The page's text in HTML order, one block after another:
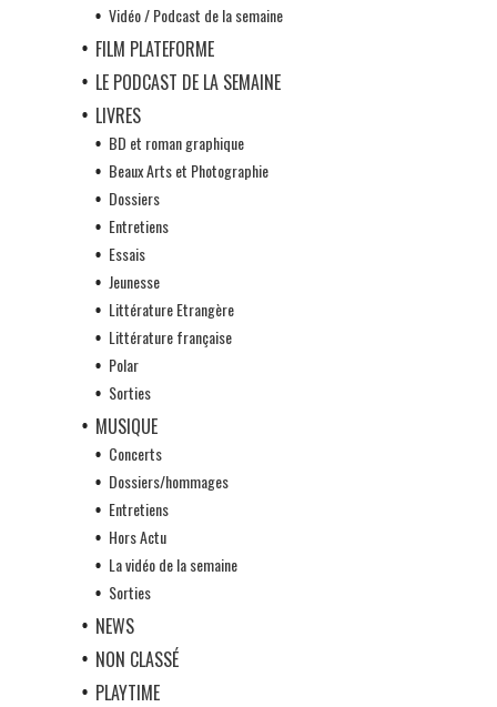
Vidéo / Podcast de la semaine
FILM PLATEFORME
LE PODCAST DE LA SEMAINE
LIVRES
BD et roman graphique
Beaux Arts et Photographie
Dossiers
Entretiens
Essais
Jeunesse
Littérature Etrangère
Littérature française
Polar
Sorties
MUSIQUE
Concerts
Dossiers/hommages
Entretiens
Hors Actu
La vidéo de la semaine
Sorties
NEWS
NON CLASSÉ
PLAYTIME